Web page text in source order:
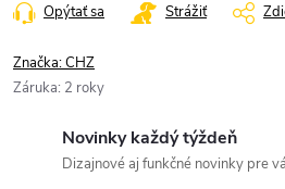
Opýtať sa Strážiť
Značka:CHZ
Záruka: 2 roky
Novinky každý týždeň
Dizajnové aj funkčné novinky pre